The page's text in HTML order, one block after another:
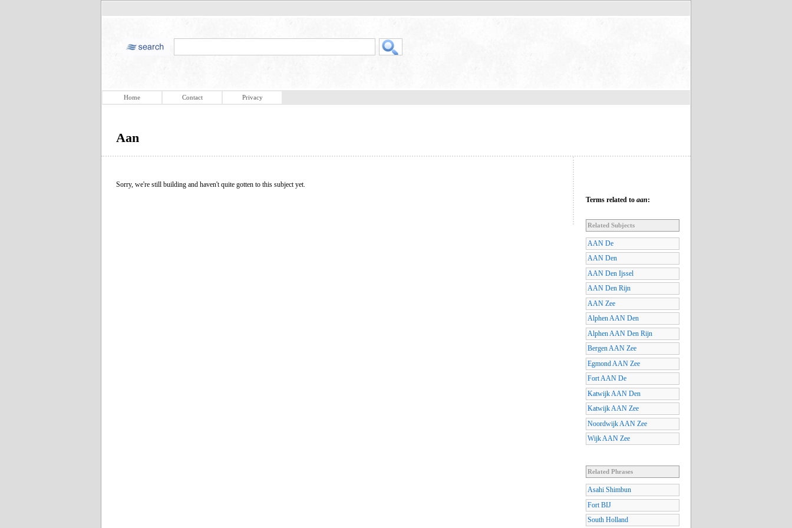
Home Contact Privacy
Aan
Sorry, we're still building and haven't quite gotten to this subject yet.
Terms related to aan:
Related Subjects
AAN De
AAN Den
AAN Den Ijssel
AAN Den Rijn
AAN Zee
Alphen AAN Den
Alphen AAN Den Rijn
Bergen AAN Zee
Egmond AAN Zee
Fort AAN De
Katwijk AAN Den
Katwijk AAN Zee
Noordwijk AAN Zee
Wijk AAN Zee
Related Phrases
Asahi Shimbun
Fort BIJ
South Holland